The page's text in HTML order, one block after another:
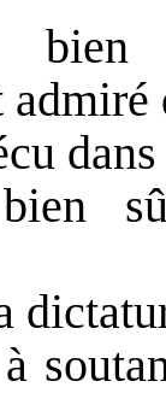
bien
admiré